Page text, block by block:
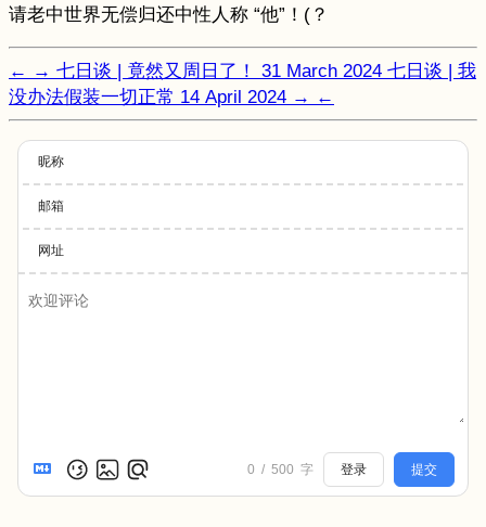
请老中世界无偿归还中性人称 “他”！(？
← → 七日谈 | 竟然又周日了！ 31 March 2024 七日谈 | 我
没办法假装一切正常 14 April 2024 → ←
昵称
邮箱
网址
0 / 500 字 登录 提交